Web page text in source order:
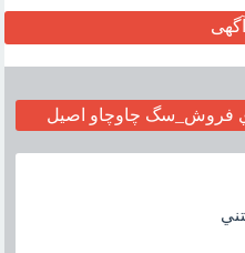
فروش_سگ چاوچاو اصيل